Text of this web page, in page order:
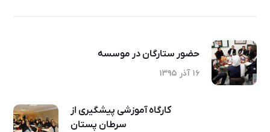
حضور ستارگان در موسسه
۱۶ آذر ۱۳۹۵
کارگاه آموزشی پیشگیری از
سرطان پستان